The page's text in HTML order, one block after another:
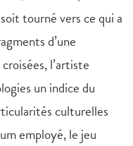
tourné vers ce qui a
d’une
l’artiste
un indice du
culturelles
employé, le jeu